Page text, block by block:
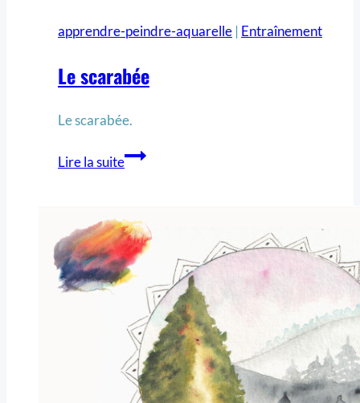
apprendre-peindre-aquarelle | Entraînement
Le scarabée
Le scarabée.
Lire la suite